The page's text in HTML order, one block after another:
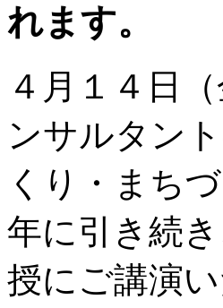
れます。
４月１４日
ンサルタン
くり・まち
年に引き続
授にご講演